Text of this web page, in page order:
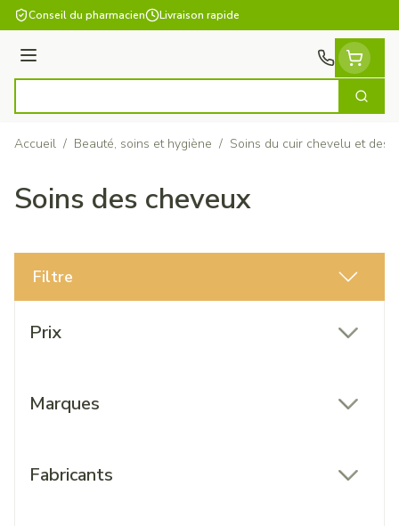
Aller au contenu
Conseil du pharmacien Livraison rapide
Menu
Accueil / Beauté, soins et hygiène / Soins du cuir chevelu et des
Soins des cheveux
Filtre
Prix
Marques
Fabricants